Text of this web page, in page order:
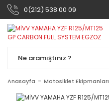
0(212) 538 00 09
Anasayfa Motosiklet Ekipmanları